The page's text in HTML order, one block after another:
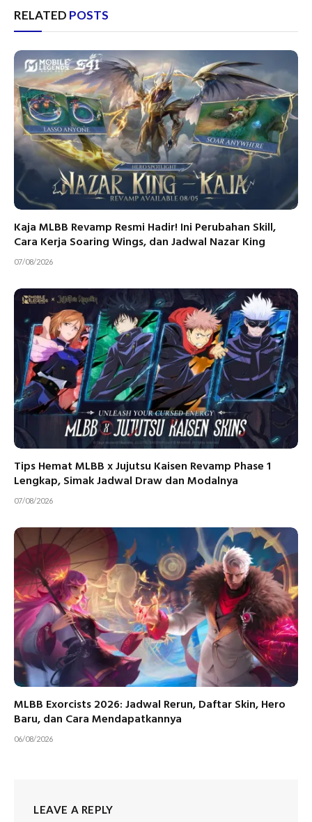
RELATED POSTS
Kaja MLBB Revamp Resmi Hadir! Ini Perubahan Skill,
Cara Kerja Soaring Wings, dan Jadwal Nazar King
07/08/2026
Tips Hemat MLBB x Jujutsu Kaisen Revamp Phase 1
Lengkap, Simak Jadwal Draw dan Modalnya
07/08/2026
MLBB Exorcists 2026: Jadwal Rerun, Daftar Skin, Hero
Baru, dan Cara Mendapatkannya
06/08/2026
LEAVE A REPLY